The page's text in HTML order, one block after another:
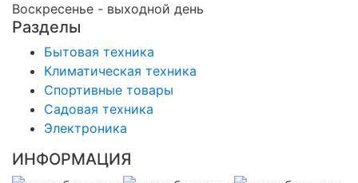
Воскресенье - выходной день
Разделы
Бытовая техника
Климатическая техника
Спортивные товары
Садовая техника
Электроника
ИНФОРМАЦИЯ